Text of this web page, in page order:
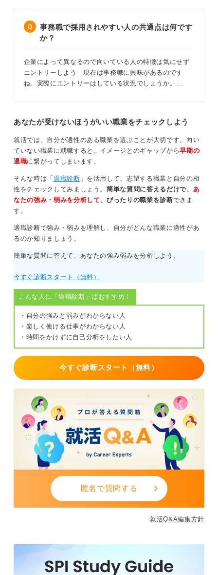
ありますから、決して転職エージェントが良くないとい
うことではありません。
自分でも求人検索するなど求人情報を複数から得るよう
に動くことで、適職を見つける確率を上げることなので
す。
事務職で採用されやすい人の共通点は何です
か？
企業によって異なるので向いている人の特徴は気にせず
エントリーしよう 現在は事務職に興味があるのです
ね。実際にエントリーはしている状況でしょうか。…
あなたが受けないほうがいい職業をチェックしよう
就活では、自分が適性のある職業を選ぶことが大切です。向い
ていない職業に就職すると、イメージとのギャップから早期の
退職に繋がってしまいます。
そんな時は「 適職診断 」を活用して、志望する職業と自分の相
性をチェックしてみましょう。簡単な質問に答えるだけで、 あ
なたの強み・弱みを分析して、ぴったりの職業を診断できま
す。
適職診断で強み・弱みを理解し、自分がどんな職業に適性があ
るのか知りましょう。
簡単な質問に答えて、あなたの強み弱みを分析しよう。
今すぐ診断スタート（無料）
こんな人に「適職診断」はおすすめ！
・自分の強みと弱みがわからない人
・楽しく働ける仕事がわからない人
・時間をかけずに自己分析をしたい人
今すぐ診断スタート（無料）
匿名で質問する
就活Q&A編集方針